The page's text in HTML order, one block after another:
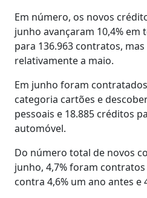
Em número, os novos
junho avançaram 10,4%
para 136.963 contratos,
relativamente a maio.
Em junho foram
categoria cartões e
pessoais e 18.885 créditos
automóvel.
Do número total de novos
junho, 4,7% foram
contra 4,6% um ano antes e